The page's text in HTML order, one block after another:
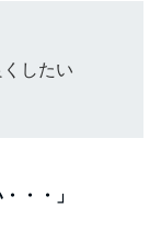
したい
・・」